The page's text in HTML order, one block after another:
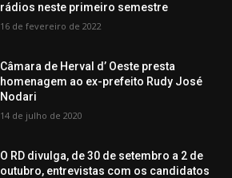
rádios neste primeiro semestre
16 de fevereiro de 2022
Câmara de Herval d’ Oeste presta
homenagem ao ex-prefeito Rudy José
Nodari
14 de julho de 2020
O RD divulga, de 30 de setembro a 2 de
outubro, entrevistas com os candidatos